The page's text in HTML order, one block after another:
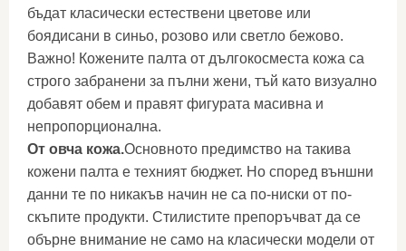
бъдат класически естествени цветове или
боядисани в синьо, розово или светло бежово.
Важно! Кожените палта от дългокосместа кожа са
строго забранени за пълни жени, тъй като визуално
добавят обем и правят фигурата масивна и
непропорционална.
От овча кожа.Основното предимство на такива
кожени палта е техният бюджет. Но според външни
данни те по никакъв начин не са по-ниски от по-
скъпите продукти. Стилистите препоръчват да се
обърне внимание не само на класически модели от